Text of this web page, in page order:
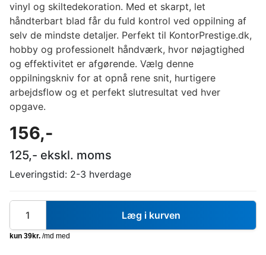
vinyl og skiltedekoration. Med et skarpt, let
håndterbart blad får du fuld kontrol ved oppilning af
selv de mindste detaljer. Perfekt til KontorPrestige.dk,
hobby og professionelt håndværk, hvor nøjagtighed
og effektivitet er afgørende. Vælg denne
oppilningskniv for at opnå rene snit, hurtigere
arbejdsflow og et perfekt slutresultat ved hver
opgave.
156,-
125,- ekskl. moms
Leveringstid: 2-3 hverdage
Læg i kurven